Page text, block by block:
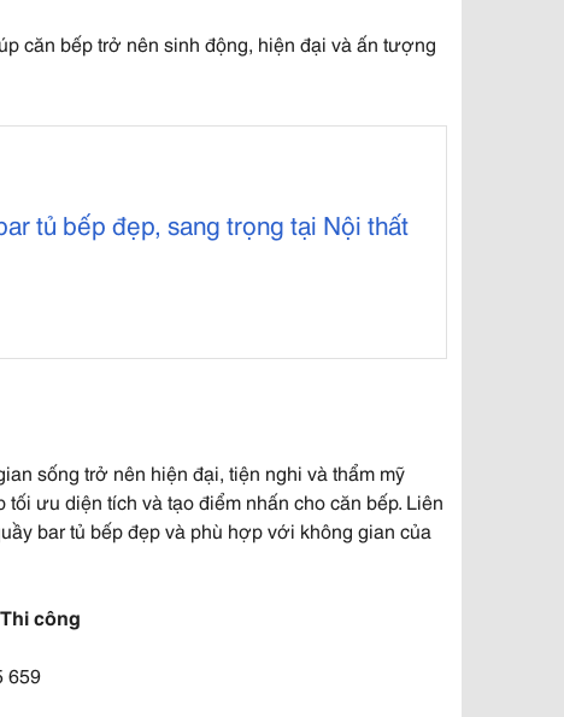
căn bếp trở nên sinh động, hiện đại và ấn tượng
tủ bếp đẹp, sang trọng tại Nội thất
sống trở nên hiện đại, tiện nghi và thẩm mỹ
ưu diện tích và tạo điểm nhấn cho căn bếp. Liên
bar tủ bếp đẹp và phù hợp với không gian của
công
659